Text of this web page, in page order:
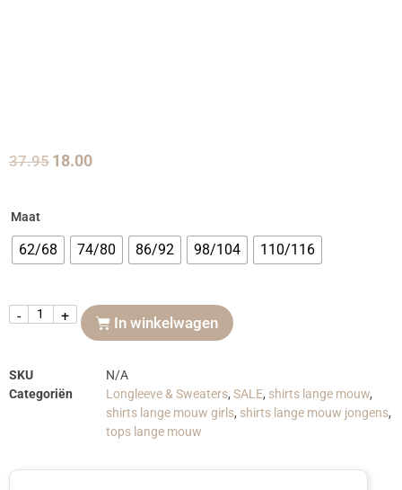
37.95 18.00
Maat
62/68 74/80 86/92 98/104 110/116
- + In winkelwagen
SKU
N/A
Categoriën
Longleeve & Sweaters, SALE, shirts lange mouw,
shirts lange mouw girls, shirts lange mouw jongens,
tops lange mouw